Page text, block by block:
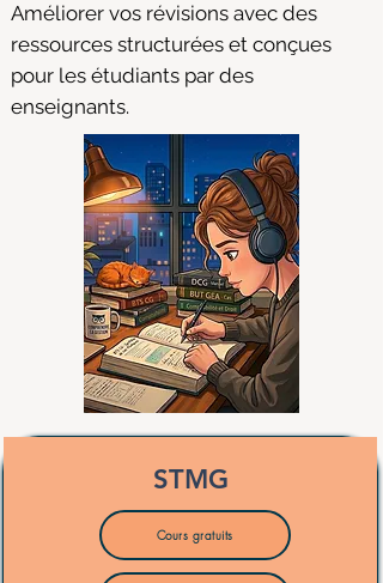
Améliorer vos révisions avec des
ressources structurées et conçues
pour les étudiants par des
enseignants.
STMG
Cours gratuits